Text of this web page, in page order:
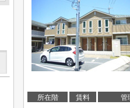
所在階 賃料 管